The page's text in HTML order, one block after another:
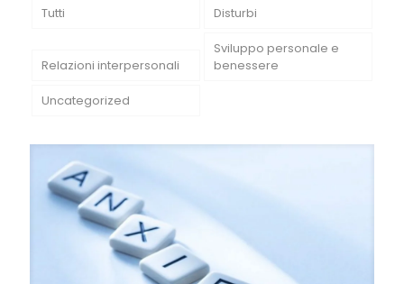
Tutti Disturbi
Relazioni interpersonali
Sviluppo personale e
benessere
Uncategorized